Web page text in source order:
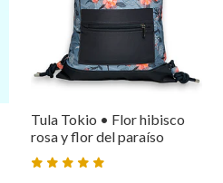
Tula Tokio • Flor hibisco
rosa y flor del paraíso